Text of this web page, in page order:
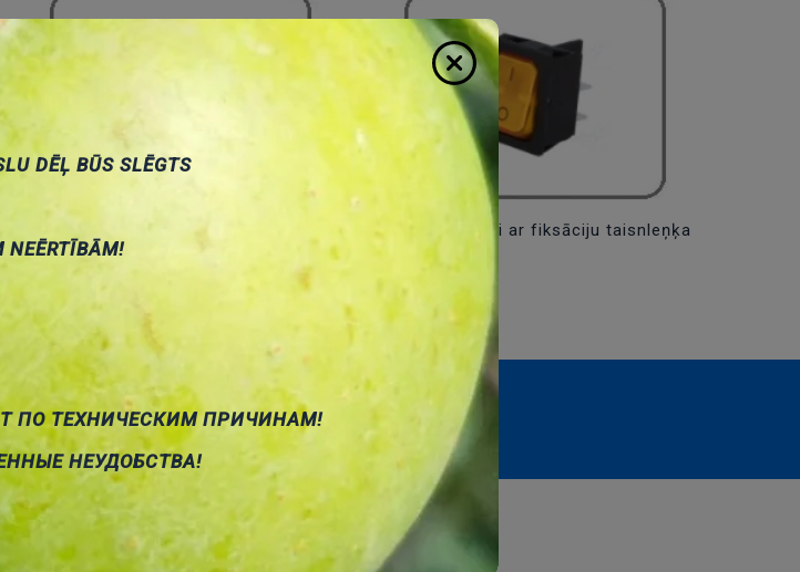
Taustiņslēdži ar fiksāciju apaļi Taustiņslēdži ar fiksāciju taisnleņķa
Abonēt
JAUNĀKIE PRODUKTI LAPAS
DĒĻ BŪS SLĒGTS
NEĒRTĪBĀM!
ПО ТЕХНИЧЕСКИМ ПРИЧИНАМ!
НЕУДОБСТВА!